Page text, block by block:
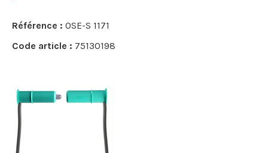
Référence : OSE-S 1171
Code article : 75130198